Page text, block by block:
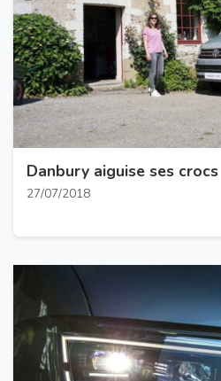
Danbury aiguise ses crocs
27/07/2018